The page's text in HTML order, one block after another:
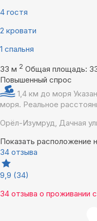
4 гостя
2 кровати
1 спальня
33 м 2 Общая площадь:
Повышенный спрос
1,4 км до моря
моря. Реальное
Орёл-Изумруд, Дачная
Показать расположение
34 отзыва
9,9 (34)
34 отзыва о проживании